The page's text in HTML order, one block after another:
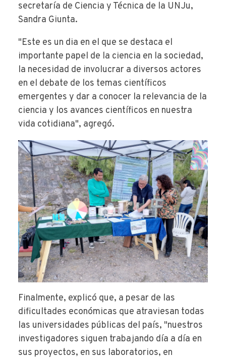
secretaría de Ciencia y Técnica de la UNJu,
Sandra Giunta.
"Este es un dia en el que se destaca el
importante papel de la ciencia en la sociedad,
la necesidad de involucrar a diversos actores
en el debate de los temas científicos
emergentes y dar a conocer la relevancia de la
ciencia y los avances científicos en nuestra
vida cotidiana", agregó.
Finalmente, explicó que, a pesar de las
dificultades económicas que atraviesan todas
las universidades públicas del país, "nuestros
investigadores siguen trabajando día a día en
sus proyectos, en sus laboratorios, en